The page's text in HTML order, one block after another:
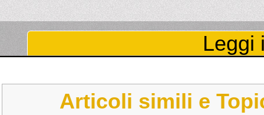
Leggi
Articoli simili e